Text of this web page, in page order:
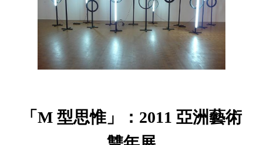
「M 型思惟」：2011 亞洲藝術